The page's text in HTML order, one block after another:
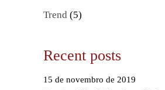
Trend (5)
Recent posts
15 de novembro de 2019